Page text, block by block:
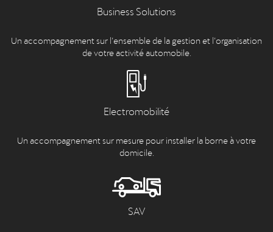
Business Solutions
Un accompagnement sur l’ensemble de la gestion et l’organisation
de votre activité automobile.
Electromobilité
Un accompagnement sur mesure pour installer la borne à votre
domicile.
SAV